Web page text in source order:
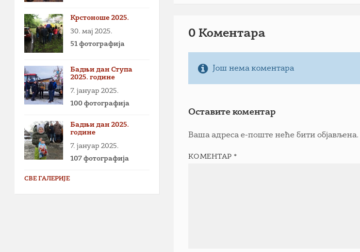
0 Коментарa
Још нема коментара
Оставите коментар
Ваша адреса е-поште неће бити објављена.
КОМЕНТАР *
Крстоноше 2025.
30. мај 2025.
51 фотографија
Бадњи дан Ступа
2025. године
7. јануар 2025.
100 фотографија
Бадњи дан 2025.
године
7. јануар 2025.
107 фотографија
СВЕ ГАЛЕРИЈЕ